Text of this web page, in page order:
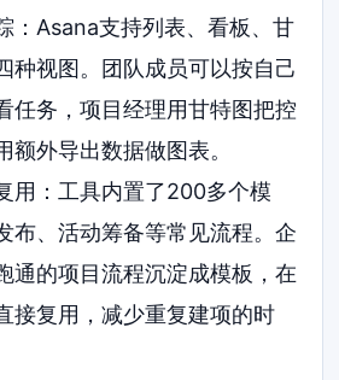
：Asana支持列表、看板、甘
种视图。团队成员可以按自己
任务，项目经理用甘特图把控
额外导出数据做图表。
用：工具内置了200多个模
布、活动筹备等常见流程。企
通的项目流程沉淀成模板，在
接复用，减少重复建项的时